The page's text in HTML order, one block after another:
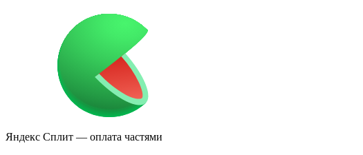
Яндекс Сплит — оплата частями